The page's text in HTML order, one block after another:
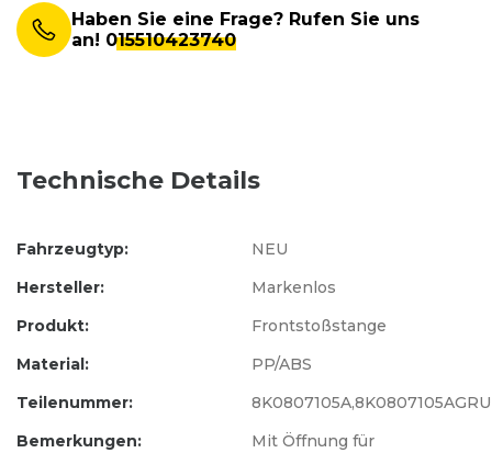
Haben Sie eine Frage? Rufen Sie uns
an! 015510423740
Technische Details
Hersteller:
Markenlos
Produkt:
Frontstoßstange
Fahrzeugtyp: NEU
Material:
PP/ABS
Teilenummer:
8K0807105A,8K0807105AGRU
Bemerkungen:
Mit Öffnung für